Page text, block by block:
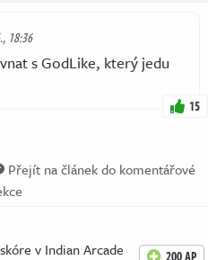
18:36
s GodLike, který jedu
15
Přejít na článek do komentářové
v Indian Arcade
200 AP